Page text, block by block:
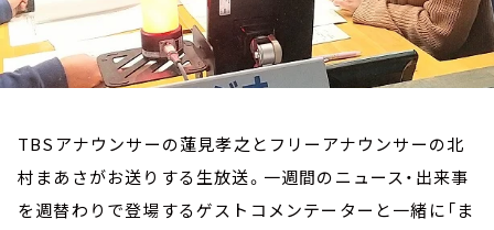
TBSアナウンサーの蓮見孝之とフリーアナウンサーの北
村まあさがお送りする生放送。一週間のニュース・出来事
を週替わりで登場するゲストコメンテーターと一緒に「ま